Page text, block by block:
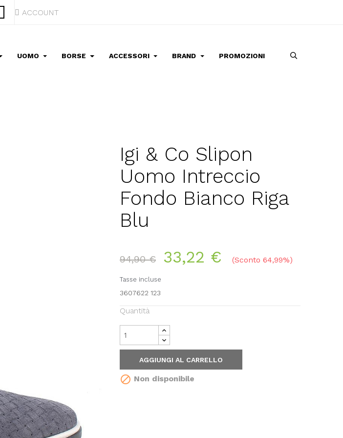
ACCOUNT
UOMO BORSE ACCESSORI BRAND PROMOZIONI
Igi & Co Slipon
Uomo Intreccio
Fondo Bianco Riga
Blu
94,90 € 33,22 € Sconto 64,99%
Tasse incluse
3607622 123
Quantità
AGGIUNGI AL CARRELLO
 Non disponibile